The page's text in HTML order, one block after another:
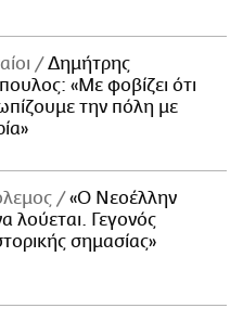
Δημήτρης
«Με φοβίζει ότι
την πόλη με
«Ο Νεοέλλην
λούεται. Γεγονός
σημασίας»